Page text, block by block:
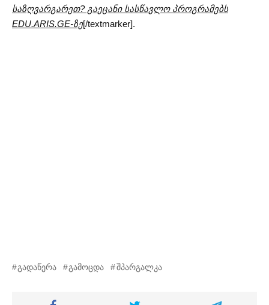
საზღვარგარეთ? გაეცანი სასწავლო პროგრამებს
EDU.ARIS.GE-ზე[/textmarker].
გადაწერა გამოცდა შპარგალკა